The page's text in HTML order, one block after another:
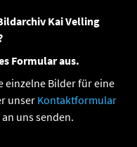
Kai Velling
Formular aus.
einzelne Bilder für eine
unser Kontaktformular
uns senden.